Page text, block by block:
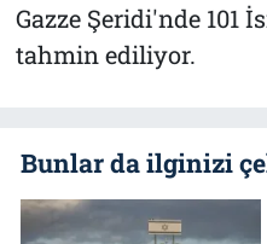
Gazze Şeridi'nde 101
tahmin ediliyor.
Bunlar da ilginizi